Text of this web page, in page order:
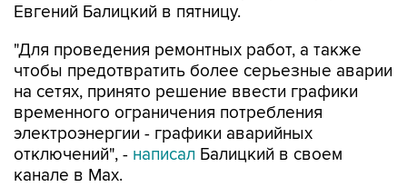
"Для проведения ремонтных работ, а также
на сетях, принято решение ввести графики
временного ограничения потребления
электроэнергии - графики аварийных
отключений", -написалБалицкий в своем
канале в Max.
По его словам, электроснабжение